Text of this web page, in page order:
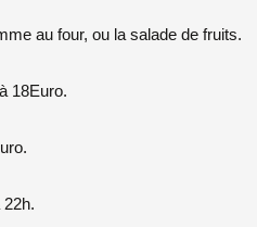
au four, ou la salade de fruits.
18Euro.